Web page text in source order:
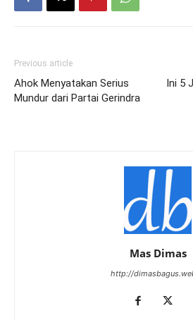
Previous article
Ahok Menyatakan Serius
Mundur dari Partai Gerindra
Ini 5
Mas Dimas
http://